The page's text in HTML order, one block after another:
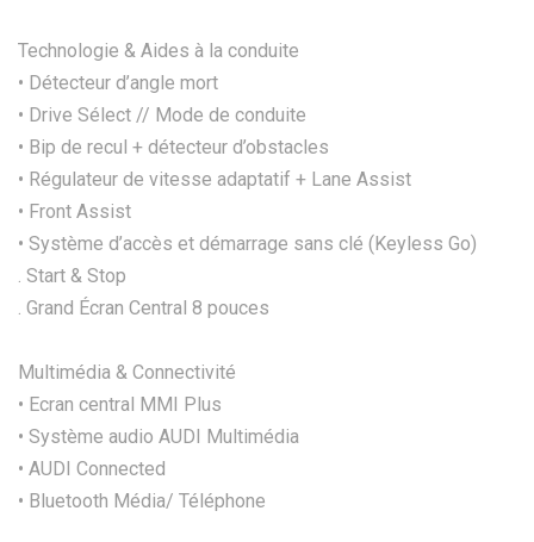
Technologie & Aides à la conduite
• Détecteur d’angle mort
• Drive Sélect // Mode de conduite
• Bip de recul + détecteur d’obstacles
• Régulateur de vitesse adaptatif + Lane Assist
• Front Assist
• Système d’accès et démarrage sans clé (Keyless Go)
. Start & Stop
. Grand Écran Central 8 pouces
Multimédia & Connectivité
• Ecran central MMI Plus
• Système audio AUDI Multimédia
• AUDI Connected
• Bluetooth Média/ Téléphone